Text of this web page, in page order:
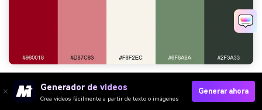
HEX:#960018 #D87C83 #F6F2EC #6F8A6A #2F3A33
Generador de videos
Crea videos fácilmente a partir de texto o imágenes
Generar ahora